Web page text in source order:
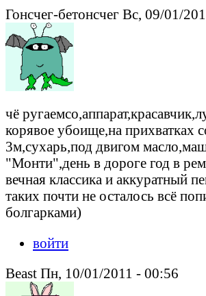
Гонсчег-бетонсчег Вс, 09/01/
чё
корявое убоище,на прихватках
3м,сухарь,под двигом
"Монти",день в дороге год в
вечная классика и аккуратный
таких почти не осталось всё
болгарками)
войти
Beast Пн, 10/01/2011 - 00:56